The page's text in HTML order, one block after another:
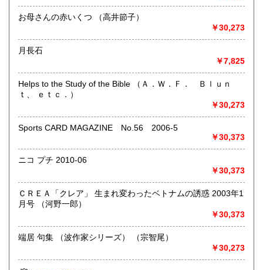
語国文、外国文学、古典籍、近代文献、趣味、外国書、サブ
カルチャー、古書一般（その他）
お母さんの赤いくつ （高井節子）
￥30,273
月長石
￥7,825
Helps to the Study of the Bible （Ａ．Ｗ．Ｆ． Ｂｌｕｎ
ｔ、 ｅｔｃ．）
￥30,273
Sports CARD MAGAZINE No.56 2006-5
￥30,373
ニコ プチ 2010-06
￥30,373
ＣＲＥＡ「クレア」 生まれ変わったベトナムの誘惑 2003年1
月号 （河野一郎）
￥30,373
端居 句集 （波作家シリーズ） （宗智尾）
￥30,273